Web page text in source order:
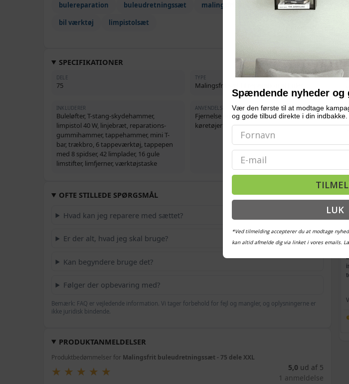
bulereparation
buleudretningssæt
malingsfri bule reparation
bil værktøj
limpistolsæt
SPECIFIKATIONER
DELE
75
TYPE
Malingsfrit sæt til reparation af buler
INKLUDERER
Buleløfter, T-stang-skydehammer,
limpistol 40 W, linjebræt, reparations-
gummihammer, tappehammer, mini T-
bar, trækbro, 6 tappeværktøj, tappepen
med 8 spidser, 42 limplader, 16 gule
limstifter, limfjerner, værktøjstaske
ANVENDELSE
Fjernelse og udretning af buler på
køretøjer
OFTE STILLEDE SPØRGSMÅL
Hvad kan jeg reparere med sættet?
Er der alt, hvad jeg skal bruge?
Kan begyndere bruge det?
Følger der opbevaring med?
Bemærk: FAQ er vejledende information. Vi tager forbehold for fejl og mangler, og oplysningerne er
ikke juridisk bindende.
PRODUKTANMELDELSER
Produktbedømmelser for Malingsfrit buleudretningssæt - 75 dele XXL
★
★ ★
★ ★
★ ★
★ ★
★ 5,0 ud af 5
1 anmeldelse
Spændende nyheder og
Vær den første til at modtage
og gode tilbud direkte i din indbakke.
Email
LUK
*Ved tilmelding accepterer du at modtage
kan altid afmelde dig via linket i vores emails.